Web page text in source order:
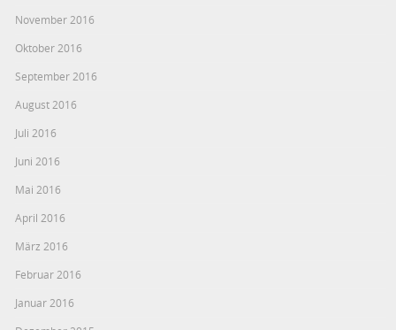
November 2016
Oktober 2016
September 2016
August 2016
Juli 2016
Juni 2016
Mai 2016
April 2016
März 2016
Februar 2016
Januar 2016